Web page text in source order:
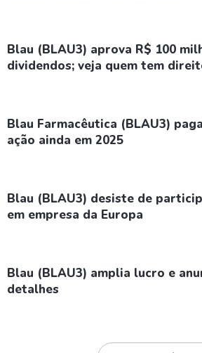
Blau (BLAU3) aprova R$ 100
dividendos; veja quem tem
Blau Farmacêutica (BLAU3)
ação ainda em 2025
Blau (BLAU3) desiste de
em empresa da Europa
Blau (BLAU3) amplia lucro e
detalhes